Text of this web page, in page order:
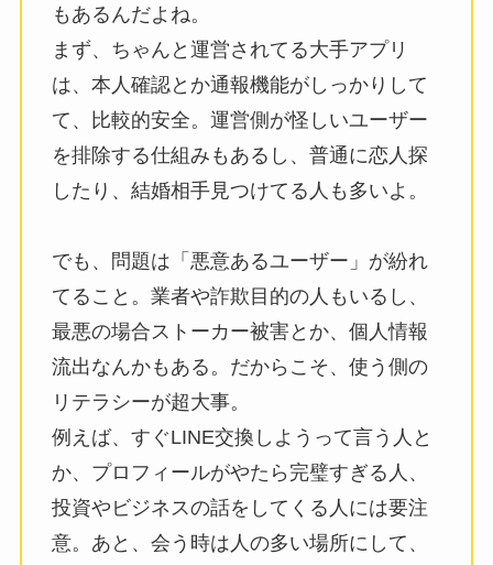
もあるんだよね。
まず、ちゃんと運営されてる大手アプリ
は、本人確認とか通報機能がしっかりして
て、比較的安全。運営側が怪しいユーザー
を排除する仕組みもあるし、普通に恋人探
したり、結婚相手見つけてる人も多いよ。
でも、問題は「悪意あるユーザー」が紛れ
てること。業者や詐欺目的の人もいるし、
最悪の場合ストーカー被害とか、個人情報
流出なんかもある。だからこそ、使う側の
リテラシーが超大事。
例えば、すぐLINE交換しようって言う人と
か、プロフィールがやたら完璧すぎる人、
投資やビジネスの話をしてくる人には要注
意。あと、会う時は人の多い場所にして、